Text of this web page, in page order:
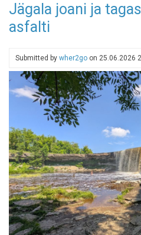
Jägala joani ja
asfalti
Submitted by wher2go on 25.06.2026